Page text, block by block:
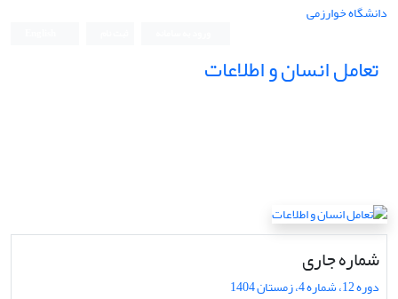
دانشگاه خوارزمی
تعامل انسان و اطلاعات
شماره جاری
دوره 12، شماره 4، زمستان 1404